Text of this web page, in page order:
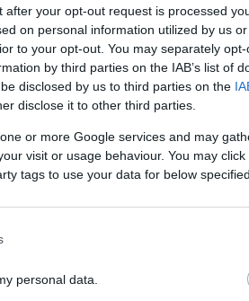
your opt-out request is processed
on personal information utilized by us
to your opt-out. You may separately
by third parties on the IAB’s list of
disclosed by us to third parties on the
disclose it to other third parties.
or more Google services and may
visit or usage behaviour. You may
tags to use your data for below
personal data.